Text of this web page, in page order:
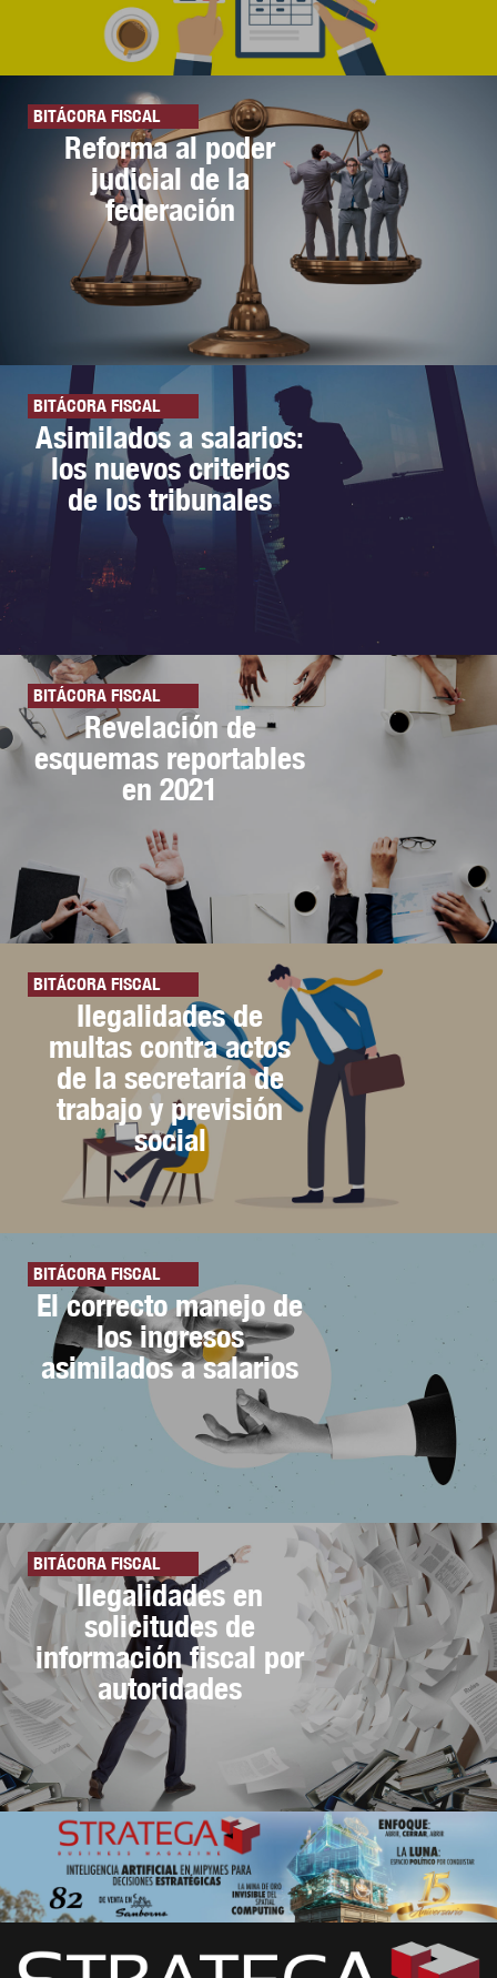
BITÁCORA FISCAL
Reforma al poder
judicial de la
federación
BITÁCORA FISCAL
Asimilados a salarios:
los nuevos criterios
de los tribunales
BITÁCORA FISCAL
Revelación de
esquemas reportables
en 2021
BITÁCORA FISCAL
Ilegalidades de
multas contra actos
de la secretaría de
trabajo y previsión
social
BITÁCORA FISCAL
El correcto manejo de
los ingresos
asimilados a salarios
BITÁCORA FISCAL
Ilegalidades en
solicitudes de
información fiscal por
autoridades